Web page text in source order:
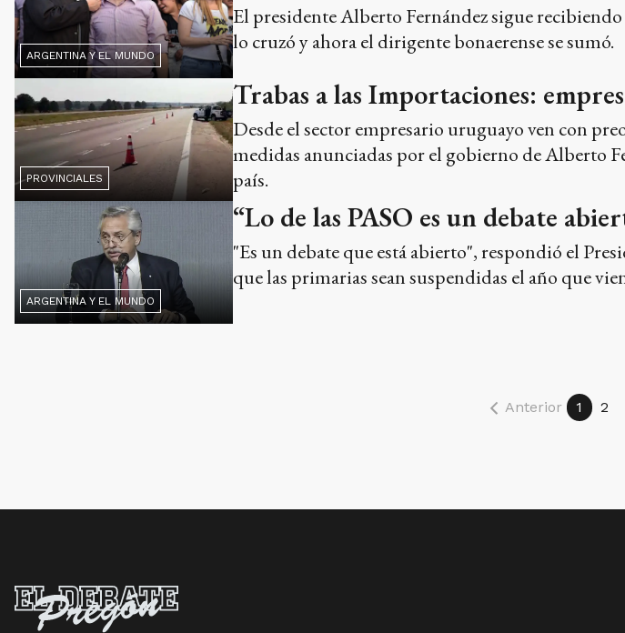
ARGENTINA Y EL MUNDO
El presidente Alberto Fernández sigue
lo cruzó y ahora el dirigente bonaerense se sumó.
PROVINCIALES
Trabas a las Importaciones:
Desde el sector empresario uruguayo ven con
medidas anunciadas por el gobierno de Alberto
país.
ARGENTINA Y EL MUNDO
“Lo de las PASO es un debate
"Es un debate que está abierto", respondió el
que las primarias sean suspendidas el año que
Anterior 1 2